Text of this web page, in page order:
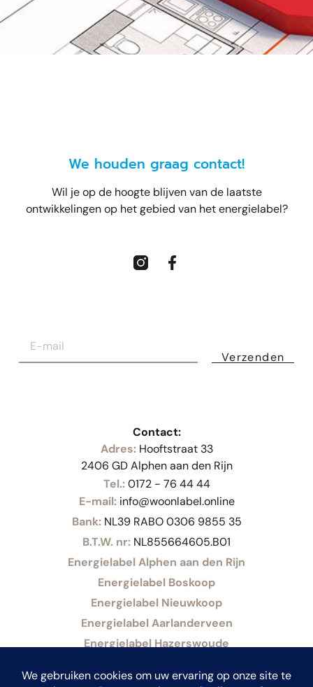
We houden graag contact!
Wil je op de hoogte blijven van de laatste
ontwikkelingen op het gebied van het energielabel?
Verzenden
Contact:
Adres: Hooftstraat 33
2406 GD Alphen aan den Rijn
Tel.: 0172 - 76 44 44
E-mail: info@woonlabel.online
Bank: NL39 RABO 0306 9855 35
B.T.W. nr: NL855664605.B01
Energielabel Alphen aan den Rijn
Energielabel Boskoop
Energielabel Nieuwkoop
Energielabel Aarlanderveen
Energielabel Hazerswoude